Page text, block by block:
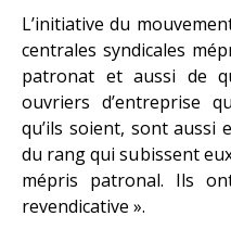
L’initiative du
centrales syndicales
patronat et aussi de
ouvriers d’entreprise
qu’ils soient, sont aussi
du rang qui subissent
mépris patronal. Ils
revendicative ».